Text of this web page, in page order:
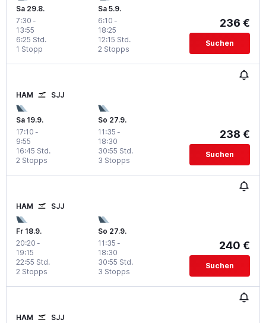
Sa 29.8.
7:30 -
13:55
1 Stopp
6:25 Std.
Sa 5.9.
6:10 -
18:25
2 Stopps
12:15 Std.
236 €
Suchen
HAM SJJ
Sa 19.9.
17:10 -
9:55
2 Stopps
16:45 Std.
So 27.9.
11:35 -
18:30
3 Stopps
30:55 Std.
238 €
Suchen
HAM SJJ
Fr 18.9.
20:20 -
19:15
2 Stopps
22:55 Std.
So 27.9.
11:35 -
18:30
3 Stopps
30:55 Std.
240 €
Suchen
HAM SJJ